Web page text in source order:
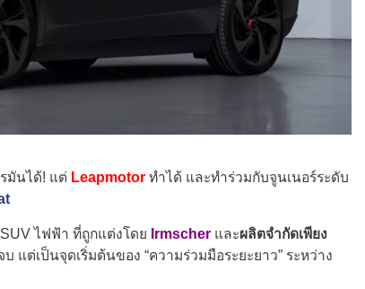
มันได้! แต่ Leapmotor ทำได้ และทำร่วมกับจูนเนอร์ระดับ
SUV ไฟฟ้า ที่ถูกแต่งโดย Irmscher และผลิตจำกัดเพียง
แต่เป็นจุดเริ่มต้นของ “ความร่วมมือระยะยาว” ระหว่าง